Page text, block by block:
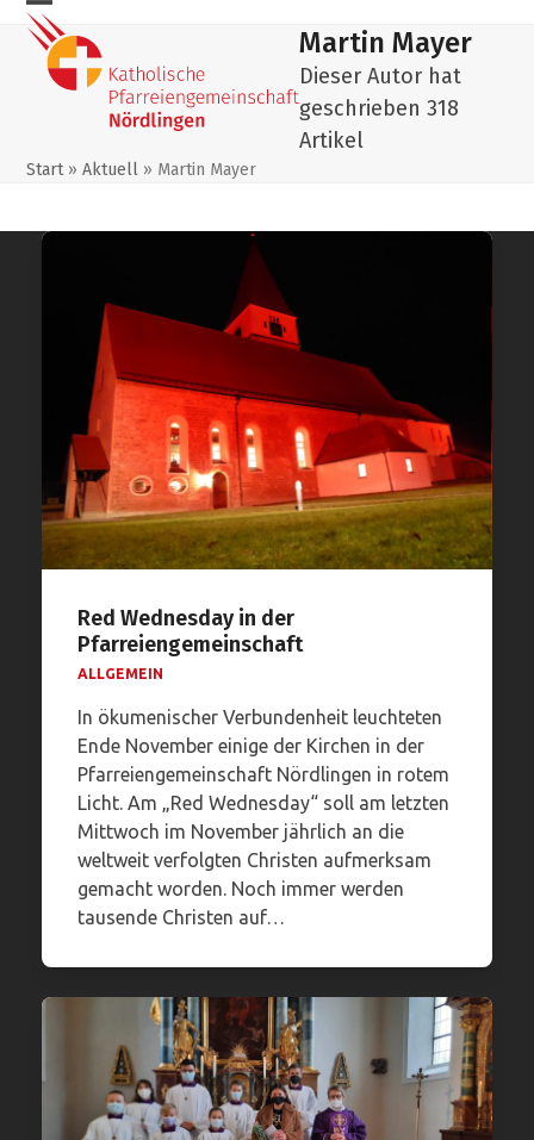
Skip
content
Mobiles
Menu
Mobiles
Menu
schließen
Martin Mayer
Dieser Autor hat
geschrieben 318
Artikel
Start»Aktuell » Martin Mayer
Red Wednesday in der
Pfarreiengemeinschaft
ALLGEMEIN
In ökumenischer Verbundenheit leuchteten
Ende November einige der Kirchen in der
Pfarreiengemeinschaft Nördlingen in rotem
Licht. Am „Red Wednesday“ soll am letzten
Mittwoch im November jährlich an die
weltweit verfolgten Christen aufmerksam
gemacht worden. Noch immer werden
tausende Christen auf…